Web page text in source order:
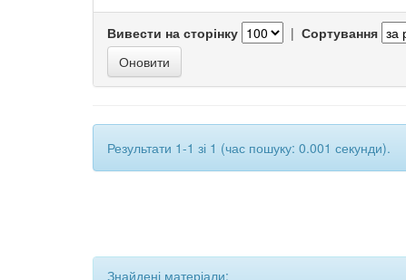
Вивести на сторінку | Сортування
Результати 1-1 зі 1 (час пошуку: 0.001 секунди).
Знайдені матеріали: